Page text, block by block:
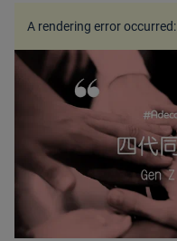
A rendering error occurred: